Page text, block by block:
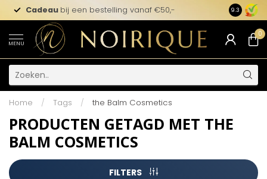
Cadeau bij een bestelling vanaf €50,- 9.3
MENU
0
Home / Tags / the Balm Cosmetics
PRODUCTEN GETAGD MET THE
BALM COSMETICS
FILTERS